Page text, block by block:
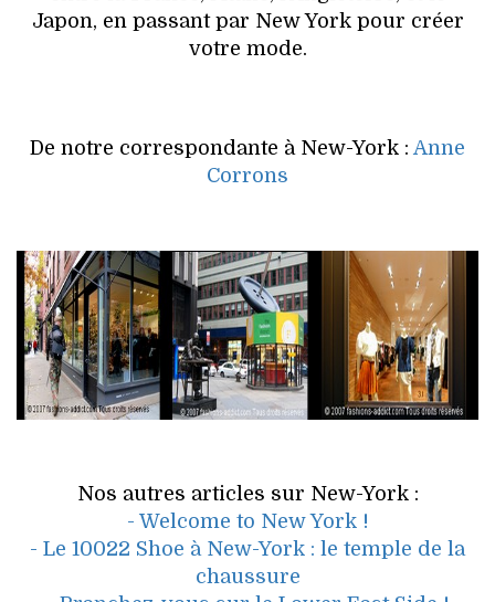
Japon, en passant par New York pour créer
votre mode.
De notre correspondante à New-York : Anne
Corrons
Nos autres articles sur New-York :
- Welcome to New York !
- Le 10022 Shoe à New-York : le temple de la
chaussure